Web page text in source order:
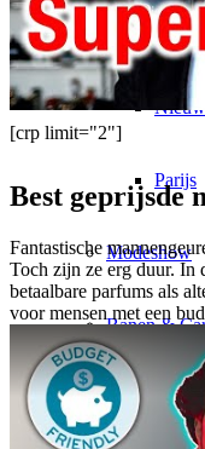
Parijs
Modeshow
Banen &
BY CM
[crp limit="2"]
Best geprijsde
Fantastische
Toch zijn ze erg duur. In
betaalbare parfums als
voor mensen met een